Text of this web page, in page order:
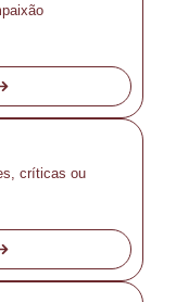
críticas ou